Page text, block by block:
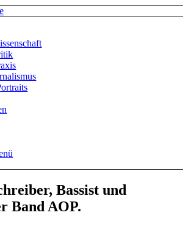
Bassist und
Band AOP.